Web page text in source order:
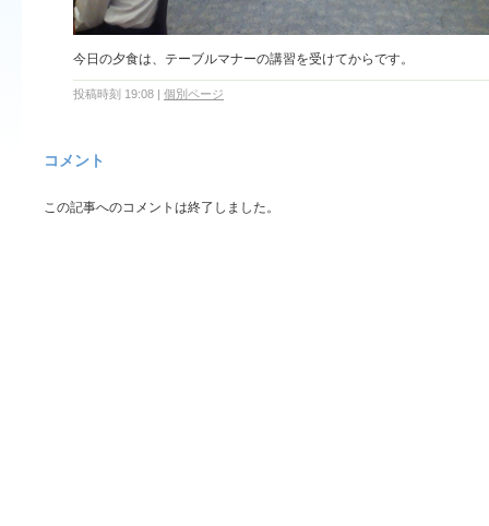
今日の夕食は、テーブルマナーの講習を受けてからです。
投稿時刻 19:08 個別ページ
コメント
この記事へのコメントは終了しました。